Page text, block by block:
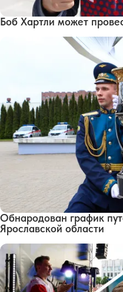
Боб Хартли может
Обнародован график
Ярославской области